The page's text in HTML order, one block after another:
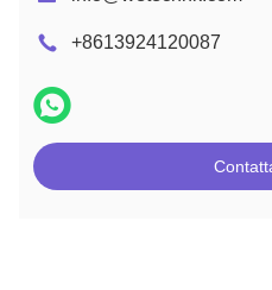
+8613924120087